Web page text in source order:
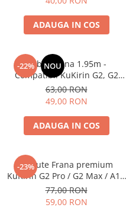
ADAUGA IN COS
-22% NOU
Cablu Frana 1.95m -
Compatibil KuKirin G2, G2
Max, G3, G2 Master
63,00 RON
49,00 RON
ADAUGA IN COS
-23%
Placute Frana premium
KuKirin G2 Pro / G2 Max / A1 /
M4 Max Semi-Metalice
77,00 RON
59,00 RON